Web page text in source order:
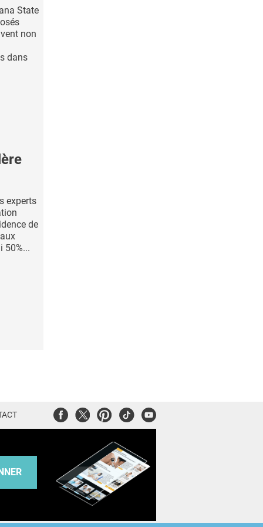
State
non
dans
experts
de
50%...
FacebookTwitterPinterest
TiktokYoutube